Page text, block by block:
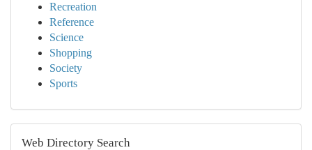
Recreation
Reference
Science
Shopping
Society
Sports
Web Directory Search